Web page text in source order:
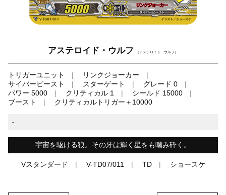
アステロイド・ウルフ （アステロイド・ウルフ）
トリガーユニット
リンクジョーカー
サイバービースト
スターゲート
グレード 0
パワー 5000
クリティカル 1
シールド 15000
ブースト
クリティカルトリガー＋10000
-
宇宙を駆ける狼。その牙は輝く星をも噛み砕く。
Vスタンダード V-TD07/011 TD ショースケ